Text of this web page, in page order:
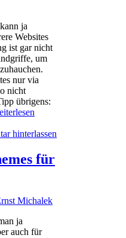
ja
Websites
ist gar nicht
um
nur via
nicht
übrigens:
hinterlassen
für
Michalek
ja
auch für